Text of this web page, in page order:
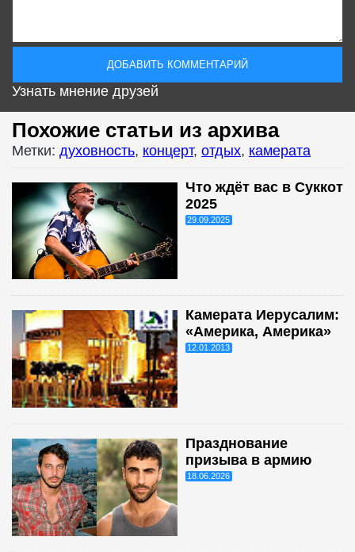
Узнать мнение друзей
Похожие статьи из архива
Метки: духовность, концерт, отдых, камерата
Что ждёт вас в Суккот
2025
29.09.2025
Камерата Иерусалим:
«Америка, Америка»
12.01.2013
Празднование
призыва в армию
18.06.2026